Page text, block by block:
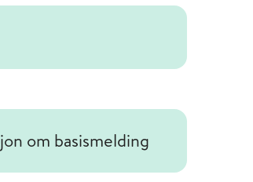
om basismelding